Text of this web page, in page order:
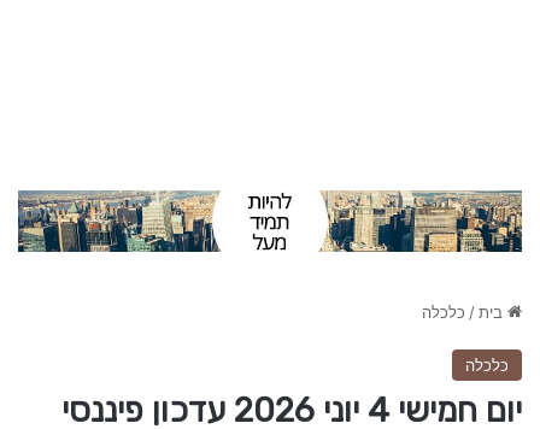
בית/ כלכלה
כלכלה
יום חמישי 4 יוני 2026 עדכון פיננסי